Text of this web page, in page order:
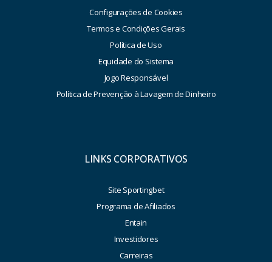
Configurações de Cookies
Termos e Condições Gerais
Política de Uso
Equidade do Sistema
Jogo Responsável
Política de Prevenção à Lavagem de Dinheiro
LINKS CORPORATIVOS
Site Sportingbet
Programa de Afiliados
Entain
Investidores
Carreiras